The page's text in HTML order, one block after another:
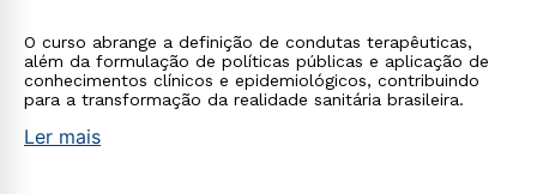
O curso abrange a definição de condutas terapêuticas,
além da formulação de políticas públicas e aplicação de
conhecimentos clínicos e epidemiológicos, contribuindo
para a transformação da realidade sanitária brasileira.
Ler mais